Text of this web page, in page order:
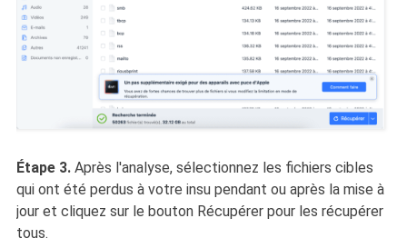
Étape 3. Après l'analyse, sélectionnez les fichiers cibles
qui ont été perdus à votre insu pendant ou après la mise à
jour et cliquez sur le bouton Récupérer pour les récupérer
tous.